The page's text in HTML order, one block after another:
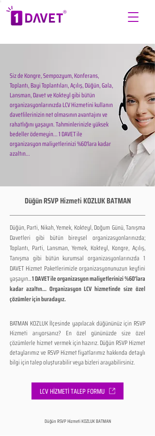
Siz de Kongre, Sempozyum, Konferans,
Toplantı, Bayi Toplantıları, Açılış, Düğün, Gala,
Lansman, Davet ve Kokteyl gibi bütün
organizasyonlarınızda LCV Hizmetini kullanın
davetlilerinizin net olmasının avantajını ve
rahatlığını yaşayın. Tahminlerinizle yüksek
bedeller ödemeyin... 1 DAVET ile
organizasyon maliyetlerinizi %60'lara kadar
azaltın...
Düğün RSVP Hizmeti KOZLUK BATMAN
Düğün, Parti, Nikah, Yemek, Kokteyl, Doğum Günü, Tanışma
Davetleri gibi bütün bireysel organizasyonlarınızda;
Toplantı, Parti, Lansman, Yemek, Kokteyl, Kongre, Açılış,
Tanışma gibi bütün kurumsal organizasyonlarınızda 1
DAVET Hizmet Paketlerimizle organizasyonunuzun keyfini
yaşayın...1 DAVET ile organizasyon maliyetlerinizi %60'lara
kadar azaltın... Organizasyon LCV hizmetinde size özel
çözümler için buradayız.
BATMAN KOZLUK İlçesinde yapılacak düğününüz için RSVP
Hizmeti arıyorsanız? En özel gününüzde size özel
çözümlerle hizmet vermek için hazırız. Düğün RSVP Hizmet
detaylarımız ve RSVP Hizmet fiyatlarımız hakkında detaylı
bilgi için talep oluşturabilir veya bizleri arayabilirsiniz.
LCV HİZMETİ TALEP FORMU
Düğün RSVP Hizmeti KOZLUK BATMAN